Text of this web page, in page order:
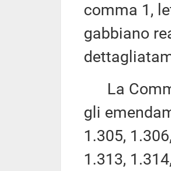
comma 1,
gabbiano
La
gli
1.305,
1.313,